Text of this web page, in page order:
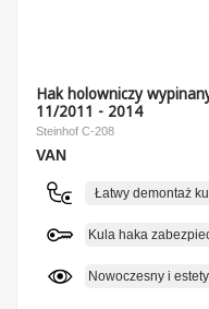
Hak holowniczy
11/2011 - 2014
Steinhof C-208
VAN
Łatwy demontaż
Kula haka
Nowoczesny i